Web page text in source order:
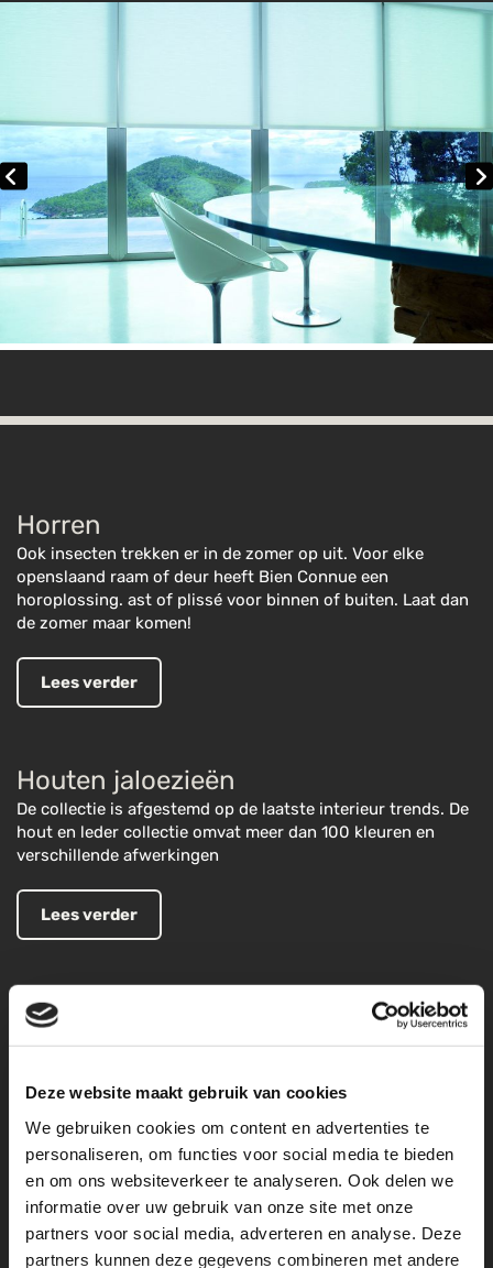
Deze website maakt gebruik van cookies
We gebruiken cookies om content en advertenties te
personaliseren, om functies voor social media te bieden
en om ons websiteverkeer te analyseren. Ook delen we
informatie over uw gebruik van onze site met onze
partners voor social media, adverteren en analyse. Deze
partners kunnen deze gegevens combineren met andere
Horren
Ook insecten trekken er in de zomer op uit. Voor elke
openslaand raam of deur heeft Bien Connue een
horoplossing. ast of plissé voor binnen of buiten. Laat dan
de zomer maar komen!
Lees verder
Houten jaloezieën
De collectie is afgestemd op de laatste interieur trends. De
hout en leder collectie omvat meer dan 100 kleuren en
verschillende afwerkingen
Lees verder
aluminium jaloezieën
Onze collectie aluminium jaloezieën, omvat in een breed
Lees verder
rolgordijnen
De collectie is afgestemd op de hedendaagse trends op